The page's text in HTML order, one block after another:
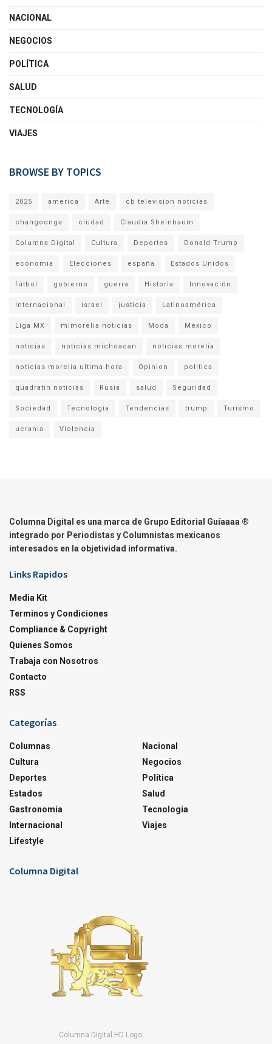
NACIONAL
NEGOCIOS
POLÍTICA
SALUD
TECNOLOGÍA
VIAJES
BROWSE BY TOPICS
2025 america Arte cb television noticias
changoonga ciudad Claudia Sheinbaum
Columna Digital Cultura Deportes Donald Trump
economia Elecciones españa Estados Unidos
fútbol gobierno guerra Historia Innovación
Internacional israel justicia Latinoamérica
Liga MX mimorelia noticias Moda México
noticias noticias michoacan noticias morelia
noticias morelia ultima hora Opinion politica
quadratin noticias Rusia salud Seguridad
Sociedad Tecnología Tendencias trump Turismo
ucrania Violencia
Columna Digital es una marca de Grupo Editorial Guíaaaa ®
integrado por Periodistas y Columnistas mexicanos
interesados en la objetividad informativa.
Links Rapidos
Media Kit
Terminos y Condiciones
Compliance & Copyright
Quienes Somos
Trabaja con Nosotros
Contacto
RSS
Categorías
Columnas
Cultura
Deportes
Estados
Gastronomía
Internacional
Lifestyle
Nacional
Negocios
Política
Salud
Tecnología
Viajes
Columna Digital
Columna Digital HD Logo